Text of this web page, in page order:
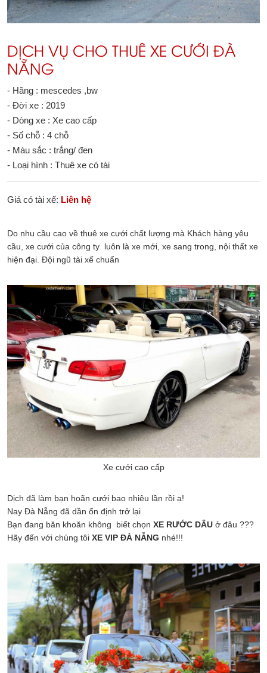
DỊCH VỤ CHO THUÊ XE CƯỚI ĐÀ
NẴNG
- Hãng : mescedes ,bw
- Đời xe : 2019
- Dòng xe : Xe cao cấp
- Số chỗ : 4 chỗ
- Màu sắc : trắng/ đen
- Loại hình : Thuê xe có tài
Giá có tài xế: Liên hệ
Do nhu cầu cao về thuê xe cưới chất lượng mà Khách hàng yêu
cầu, xe cưới của công ty luôn là xe mới, xe sang trong, nội thất xe
hiện đại. Đội ngũ tài xế chuẩn
Xe cưới cao cấp
Dịch đã làm bạn hoãn cưới bao nhiêu lần rồi ạ!
Nay Đà Nẵng đã dần ổn định trở lại
Bạn đang băn khoăn không biết chọn XE RƯỚC DÂU ở đâu ???
Hãy đến với chúng tôi XE VIP ĐÀ NẴNG nhé!!!